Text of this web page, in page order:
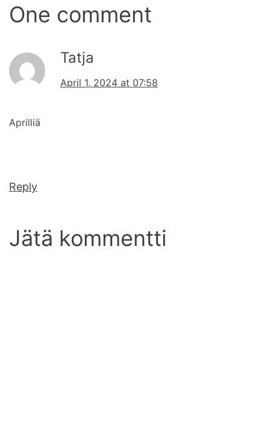
One comment
Tatja
April 1, 2024 at 07:58
Aprilliä
Reply
Jätä kommentti